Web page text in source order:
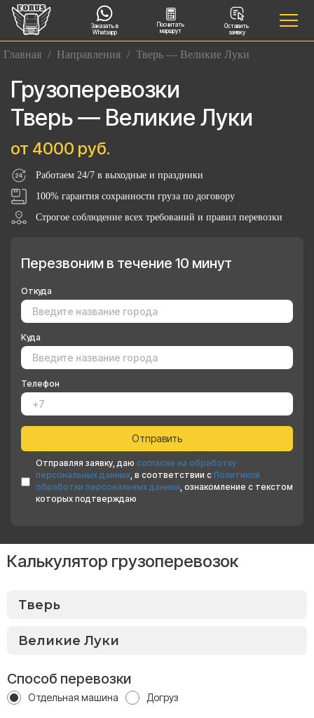
Заказать в
Whatsapp
Посчитать
маршрут
Оставить
заявку
Главная / Направления / Тверь — Великие Луки
Грузоперевозки
Тверь — Великие Луки
от 4000 руб.
Работаем 24/7 в выходные и праздники
100% гарантия сохранности груза по договору
Строгое соблюдение всех требований и правил перевозки
Перезвоним в течение 10 минут
Откуда
Куда
Телефон
Отправляя заявку, даю согласие на обработку
персональных данных, в соответствии с Политикой
обработки персональных данных, ознакомление с текстом
которых подтверждаю
Калькулятор грузоперевозок
Способ перевозки
Отдельная машина Догруз